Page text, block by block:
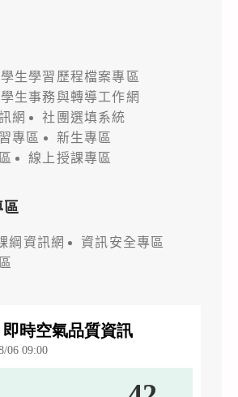
學生學習歷程檔案專區
學生事務與轉導工作網
網
社團選填系統
專區
新生專區
線上授課專區
區
綱資訊網
資訊安全專區